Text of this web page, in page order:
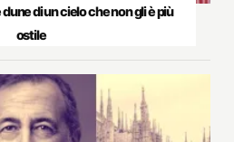
di un cielo che non gli è più
ostile